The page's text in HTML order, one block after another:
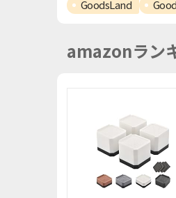
GoodsLand
amazonラン